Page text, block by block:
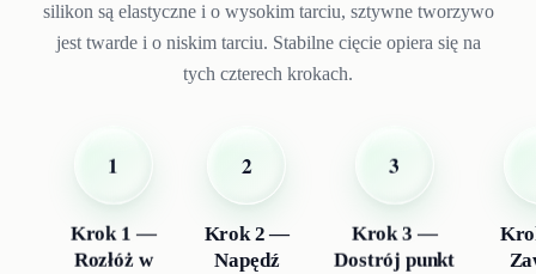
silikon są elastyczne i o wysokim tarciu, sztywne tworzywo
jest twarde i o niskim tarciu. Stabilne cięcie opiera się na
tych czterech krokach.
1
Krok 1 —
Rozłóż w
2
Krok 2 —
Napędź
3
Krok 3 —
Dostrój punkt